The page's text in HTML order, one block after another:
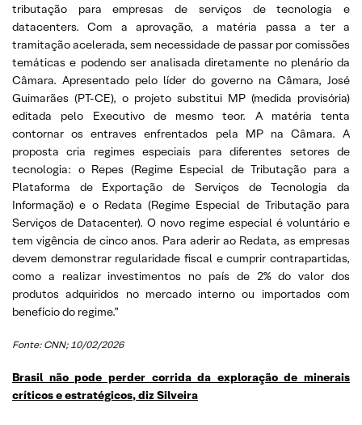
tributação para empresas de serviços de tecnologia e
datacenters. Com a aprovação, a matéria passa a ter a
tramitação acelerada, sem necessidade de passar por comissões
temáticas e podendo ser analisada diretamente no plenário da
Câmara. Apresentado pelo líder do governo na Câmara, José
Guimarães (PT-CE), o projeto substitui MP (medida provisória)
editada pelo Executivo de mesmo teor. A matéria tenta
contornar os entraves enfrentados pela MP na Câmara. A
proposta cria regimes especiais para diferentes setores de
tecnologia: o Repes (Regime Especial de Tributação para a
Plataforma de Exportação de Serviços de Tecnologia da
Informação) e o Redata (Regime Especial de Tributação para
Serviços de Datacenter). O novo regime especial é voluntário e
tem vigência de cinco anos. Para aderir ao Redata, as empresas
devem demonstrar regularidade fiscal e cumprir contrapartidas,
como a realizar investimentos no país de 2% do valor dos
produtos adquiridos no mercado interno ou importados com
benefício do regime.”
Fonte: CNN; 10/02/2026
Brasil não pode perder corrida da exploração de minerais
críticos e estratégicos, diz Silveira